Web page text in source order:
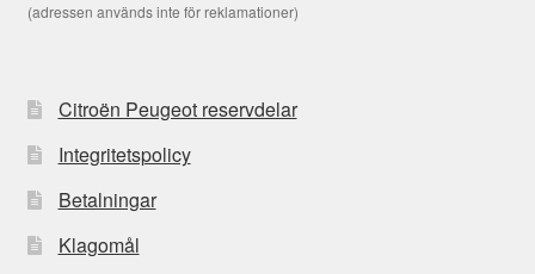
(adressen används inte för reklamationer)
Citroën Peugeot reservdelar
Integritetspolicy
Betalningar
Klagomål